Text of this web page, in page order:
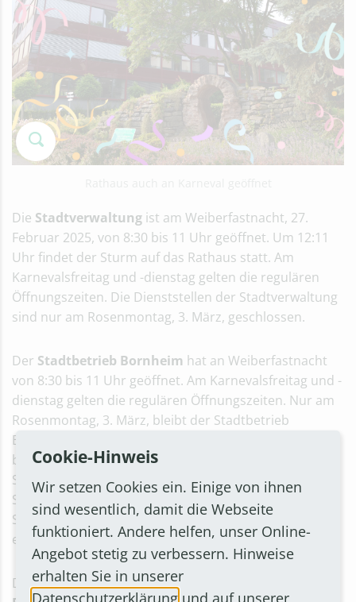
Die Stadtverwaltung ist am Weiberfastnacht, 27.
Februar 2025, von 8:30 bis 11 Uhr geöffnet. Um 12:11
Uhr findet der Sturm auf das Rathaus statt. Am
Karnevalsfreitag und -dienstag gelten die regulären
Öffnungszeiten. Die Dienststellen der Stadtverwaltung
sind nur am Rosenmontag, 3. März, geschlossen.
Der Stadtbetrieb Bornheim hat an Weiberfastnacht
von 8:30 bis 11 Uhr geöffnet. Am Karnevalsfreitag und -
dienstag gelten die regulären Öffnungszeiten. Nur am
Rosenmontag, 3. März, bleibt der Stadtbetrieb
Bornheim geschlossen. Im Notfall, wie beispielsweise
bei Rohrbrüchen, Schäden im Kanalnetz, zur
Sicherstellung der Wasserversorgung und bei
Störungen der Straßenbeleuchtung, ist der
Stadtbetrieb Bornheim rund um die Uhr telefonisch
erreichbar unter 02227 9320-77.
DieAnnahmestelle für Grünabfall und
Cookie-Hinweis
Wir setzen Cookies ein. Einige von ihnen
sind wesentlich, damit die Webseite
funktioniert. Andere helfen, unser Online-
Angebot stetig zu verbessern. Hinweise
erhalten Sie in unserer
Datenschutzerklärung und auf unserer